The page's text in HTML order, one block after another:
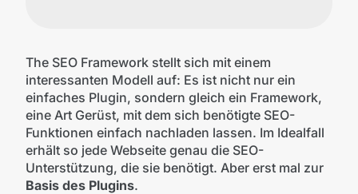
The SEO Framework stellt sich mit einem
interessanten Modell auf: Es ist nicht nur ein
einfaches Plugin, sondern gleich ein Framework,
eine Art Gerüst, mit dem sich benötigte SEO-
Funktionen einfach nachladen lassen. Im Idealfall
erhält so jede Webseite genau die SEO-
Unterstützung, die sie benötigt. Aber erst mal zur
Basis des Plugins.